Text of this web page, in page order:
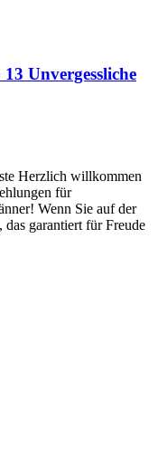
Unvergessliche
Herzlich willkommen
für
Wenn Sie auf der
das garantiert für Freude